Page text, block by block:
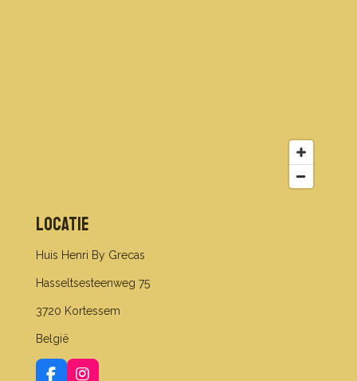
Locatie
Huis Henri By Grecas
Hasseltsesteenweg 75
3720 Kortessem
België